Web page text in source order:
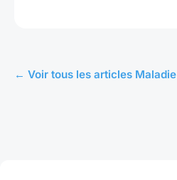
← Voir tous les articles Maladie